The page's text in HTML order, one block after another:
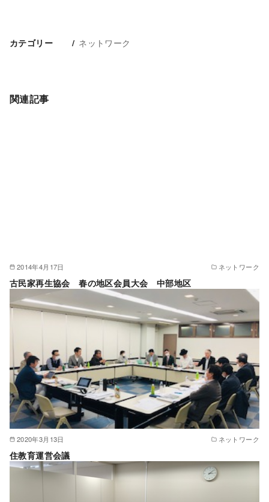
カテゴリー ネットワーク
関連記事
2014年4月17日 ネットワーク
古民家再生協会 春の地区会員大会 中部地区
2020年3月13日 ネットワーク
住教育運営会議